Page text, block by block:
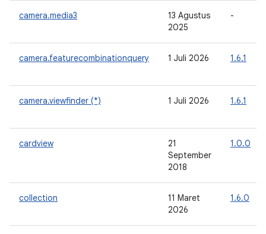
camera.media3
13 Agustus
2025
-
camera.featurecombinationquery 1 Juli 2026 1.6.1
camera.viewfinder (*) 1 Juli 2026 1.6.1
cardview
21
September
2018
1.0.0
collection
11 Maret
2026
1.6.0